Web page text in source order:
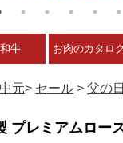
牛 お肉のカタロ
元> セール > 父の
プレミアムロー